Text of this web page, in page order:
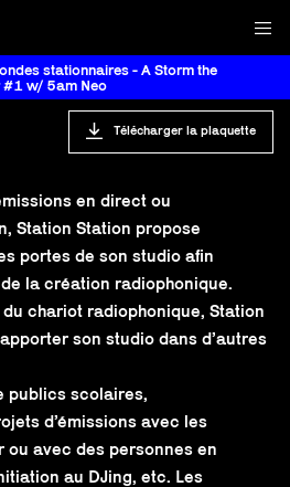
stationnaires - A Storm the
#1 w/ 5am Neo
Télécharger la plaquette
en direct ou
Station Station propose
portes de son studio afin
la création radiophonique.
chariot radiophonique, Station
son studio dans d’autres
publics scolaires,
d’émissions avec les
ou avec des personnes en
au DJing, etc. Les